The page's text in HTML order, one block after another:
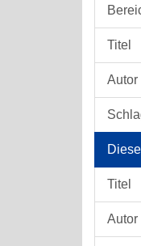
Titel
Autor
Titel
Autor